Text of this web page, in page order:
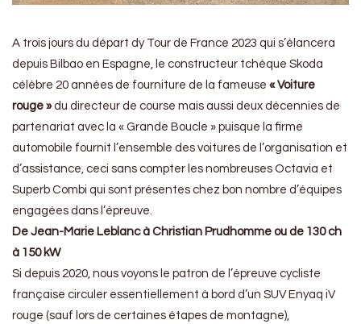
A trois jours du départ dy Tour de France 2023 qui s’élancera
depuis Bilbao en Espagne, le constructeur tchèque Skoda
célèbre 20 années de fourniture de la fameuse « Voiture
rouge »du directeur de course mais aussi deux décennies de
partenariat avec la « Grande Boucle » puisque la firme
automobile fournit l’ensemble des voitures de l’organisation et
d’assistance, ceci sans compter les nombreuses Octavia et
Superb Combi qui sont présentes chez bon nombre d’équipes
engagées dans l’épreuve.
De Jean-Marie Leblanc à Christian Prudhomme ou de 130 ch
à 150 kW
Si depuis 2020, nous voyons le patron de l’épreuve cycliste
française circuler essentiellement à bord d’un SUV Enyaq iV
rouge (sauf lors de certaines étapes de montagne),